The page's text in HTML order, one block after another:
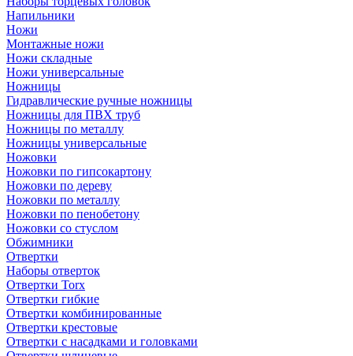
Напильники
Ножи
Монтажные ножи
Ножи складные
Ножи универсальные
Ножницы
Гидравлические ручные ножницы
Ножницы для ПВХ труб
Ножницы по металлу
Ножницы универсальные
Ножовки
Ножовки по гипсокартону
Ножовки по дереву
Ножовки по металлу
Ножовки по пенобетону
Ножовки со стуслом
Обжимники
Отвертки
Наборы отверток
Отвертки Torx
Отвертки гибкие
Отвертки комбинированные
Отвертки крестовые
Отвертки с насадками и головками